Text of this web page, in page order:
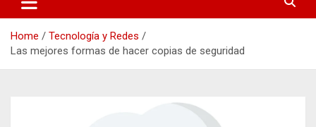
Home
Tecnología y Redes
Las mejores formas de hacer copias de seguridad